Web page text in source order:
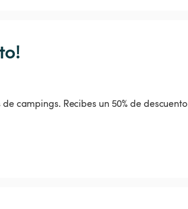
campings. Recibes un 50% de descuento